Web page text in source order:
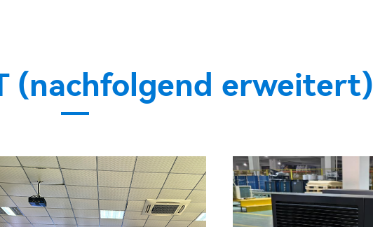
(nachfolgend erweitert)